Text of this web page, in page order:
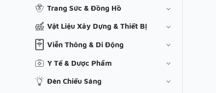
Trang Sức & Đồng Hồ
Vật Liệu Xây Dựng & Thiết Bị
Viễn Thông & Di Động
Y Tế & Dược Phẩm
Đèn Chiếu Sáng